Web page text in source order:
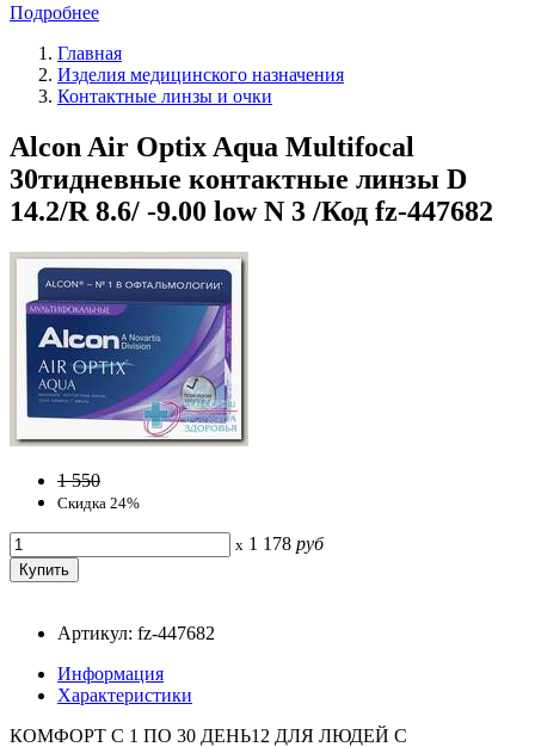
Подробнее
Главная
Изделия медицинского назначения
Контактные линзы и очки
Alcon Air Optix Aqua Multifocal
30тидневные контактные линзы D
14.2/R 8.6/ -9.00 low N 3 /Код fz-447682
1 550
Скидка 24%
x 1 178 руб
Артикул: fz-447682
Информация
Характеристики
КОМФОРТ С 1 ПО 30 ДЕНЬ12 ДЛЯ ЛЮДЕЙ С